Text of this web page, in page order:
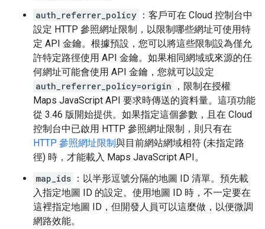
auth_referrer_policy ：客戶可在 Cloud 控制台中
設定 HTTP 參照網址限制，以限制哪些網址可使用特
定 API 金鑰。根據預設，您可以將這些限制設為僅允
許特定路徑使用 API 金鑰。如果相同網域或來源的任
何網址可能會使用 API 金鑰，您就可以設定
auth_referrer_policy=origin
，限制在授權
Maps JavaScript API 要求時傳送的資料量。這項功能
從 3.46 版開始提供。如果指定這個參數，且在 Cloud
控制台中已啟用 HTTP 參照網址限制，則只有在
HTTP 參照網址限制與目前網站網域相符 (未指定路
徑) 時，才能載入 Maps JavaScript API。
map_ids ：以半形逗號分隔的地圖 ID 清單。預先載
入指定地圖 ID 的設定。使用地圖 ID 時，不一定要在
這裡指定地圖 ID，但開發人員可以這麼做，以便微調
網路效能。